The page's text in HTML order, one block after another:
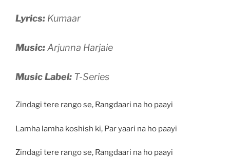
Lyrics: Kumaar
Music:Arjunna Harjaie
Music Label: T-Series
Zindagi tere rango se, Rangdaari na ho paayi
Lamha lamha koshish ki, Par yaari na ho paayi
Zindagi tere rango se, Rangdaari na ho paayi